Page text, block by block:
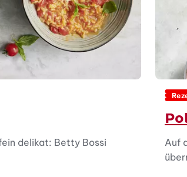
delikat: Betty Bossi
Auf